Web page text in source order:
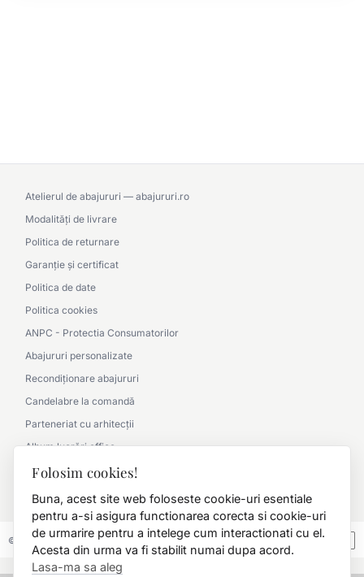
Atelierul de abajururi — abajururi.ro
Modalități de livrare
Politica de returnare
Garanție și certificat
Politica de date
Politica cookies
ANPC - Protectia Consumatorilor
Abajururi personalizate
Recondiționare abajururi
Candelabre la comandă
Parteneriat cu arhitecții
Album lucrări office
Album lucrări clasic
0790 360 000
© 2026 FD.Stil International Art.
Folosim cookies!
Buna, acest site web foloseste cookie-uri esentiale
pentru a-si asigura functionarea corecta si cookie-uri
de urmarire pentru a intelege cum interactionati cu el.
Acesta din urma va fi stabilit numai dupa acord.
Lasa-ma sa aleg